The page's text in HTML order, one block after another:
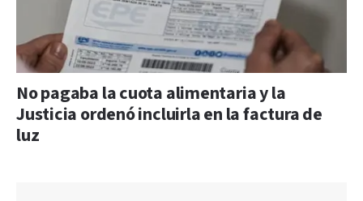
No pagaba la cuota alimentaria y la
Justicia ordenó incluirla en la factura de
luz